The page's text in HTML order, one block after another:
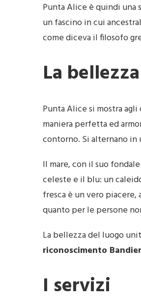
Punta Alice è quindi una
un fascino in cui
come diceva il filosofo
La
Punta Alice si mostra
maniera perfetta ed
contorno. Si alternano in
Il mare, con il suo
celeste e il blu: un
fresca è un vero
quanto per le persone
La bellezza del luogo
riconoscimento
I servizi